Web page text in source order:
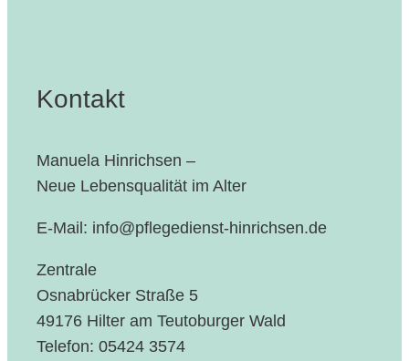
Kontakt
Manuela Hinrichsen –
Neue Lebensqualität im Alter
E-Mail: info@pflegedienst-hinrichsen.de
Zentrale
Osnabrücker Straße 5
49176 Hilter am Teutoburger Wald
Telefon: 05424 3574